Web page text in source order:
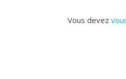
Vous devez